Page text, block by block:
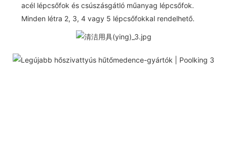
acél lépcsőfok és csúszásgátló műanyag lépcsőfok.
Minden létra 2, 3, 4 vagy 5 lépcsőfokkal rendelhető.